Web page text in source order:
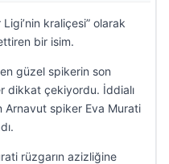
kraliçesi” olarak
bir isim.
güzel spikerin son
dikkat çekiyordu. İddialı
Arnavut spiker Eva Murati
rüzgarın azizliğine